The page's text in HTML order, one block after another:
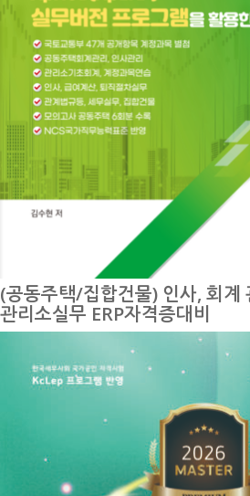
(공동주택/집합건물) 인사, 회
관리소실무 ERP자격증대비